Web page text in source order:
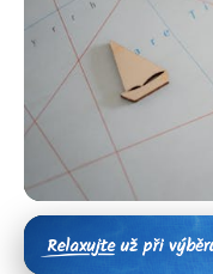
Jarní výlety a